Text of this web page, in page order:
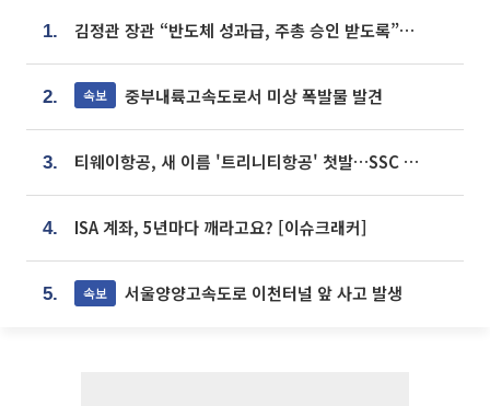
1. 김정관 장관 “반도체 성과급, 주총 승인 받도록”…상법·자본시장법 개정 시사
2. 속보 중부내륙고속도로서 미상 폭발물 발견
3. 티웨이항공, 새 이름 '트리니티항공' 첫발…SSC 전략 본격화
4. ISA 계좌, 5년마다 깨라고요? [이슈크래커]
5. 속보 서울양양고속도로 이천터널 앞 사고 발생